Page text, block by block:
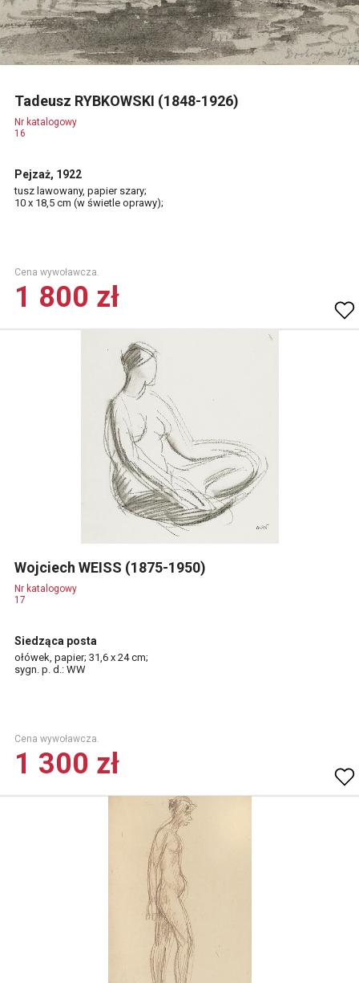
Tadeusz RYBKOWSKI (1848-1926)
Nr katalogowy
16
Pejzaż, 1922
tusz lawowany, papier szary;
10 x 18,5 cm (w świetle oprawy);
Cena wywoławcza.
1 800 zł
Wojciech WEISS (1875-1950)
Nr katalogowy
17
Siedząca posta
ołówek, papier; 31,6 x 24 cm;
sygn. p. d.: WW
Cena wywoławcza.
1 300 zł